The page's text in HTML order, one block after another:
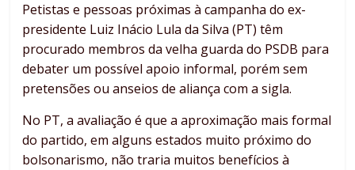
Petistas e pessoas próximas à campanha do ex-
presidente Luiz Inácio Lula da Silva (PT) têm
procurado membros da velha guarda do PSDB para
debater um possível apoio informal, porém sem
pretensões ou anseios de aliança com a sigla.
No PT, a avaliação é que a aproximação mais formal
do partido, em alguns estados muito próximo do
bolsonarismo, não traria muitos benefícios à